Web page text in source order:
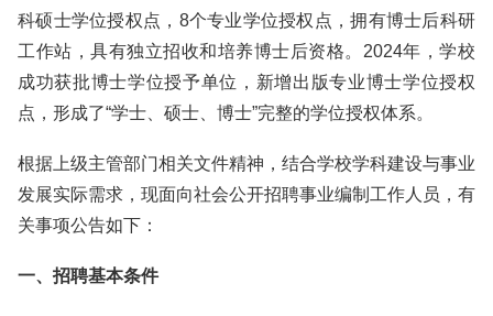
科硕士学位授权点，8个专业学位授权点，拥有博士后科研
工作站，具有独立招收和培养博士后资格。2024年，学校
成功获批博士学位授予单位，新增出版专业博士学位授权
点，形成了“学士、硕士、博士”完整的学位授权体系。
根据上级主管部门相关文件精神，结合学校学科建设与事业
发展实际需求，现面向社会公开招聘事业编制工作人员，有
关事项公告如下：
一、招聘基本条件